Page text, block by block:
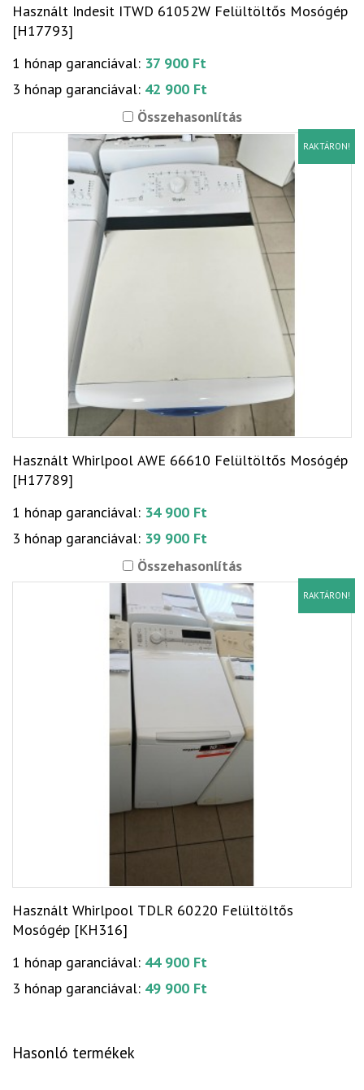
Használt Indesit ITWD 61052W Felültöltős Mosógép
[H17793]
1 hónap garanciával: 37 900 Ft
3 hónap garanciával: 42 900 Ft
Összehasonlítás
RAKTÁRON!
Használt Whirlpool AWE 66610 Felültöltős Mosógép
[H17789]
1 hónap garanciával: 34 900 Ft
3 hónap garanciával: 39 900 Ft
Összehasonlítás
RAKTÁRON!
Használt Whirlpool TDLR 60220 Felültöltős
Mosógép [KH316]
1 hónap garanciával: 44 900 Ft
3 hónap garanciával: 49 900 Ft
Hasonló termékek